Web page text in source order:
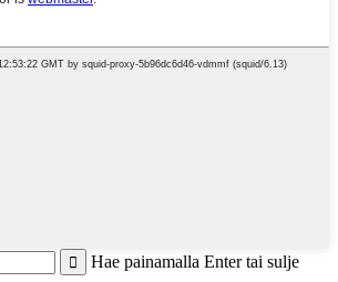
Hae painamalla Enter tai sulje